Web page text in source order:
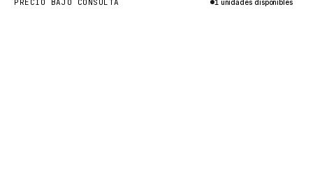
PRECIO BAJO CONSULTA 1 unidades disponibles